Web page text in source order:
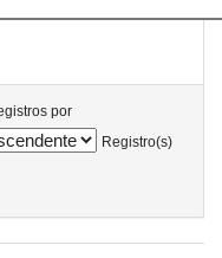
por
Registro(s)